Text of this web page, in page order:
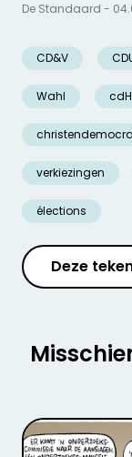
CD&V
Wahl cdH
verkiezingen
élections
De Standaard -
Deze